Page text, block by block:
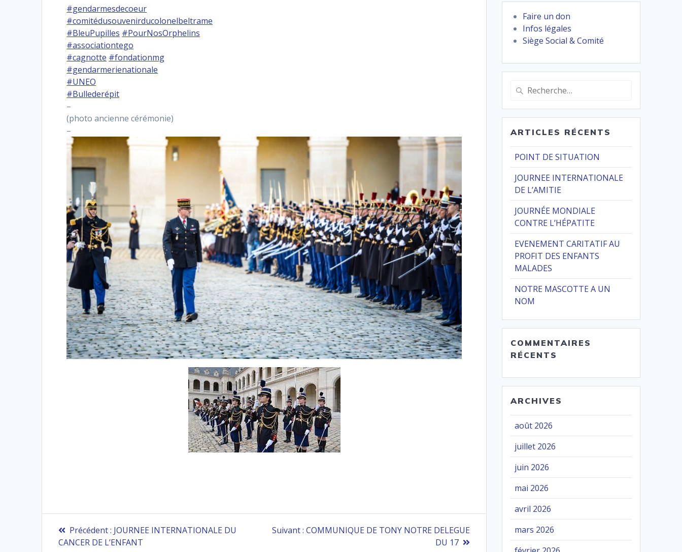
#gendarmesdecoeur
#comitédusouvenirducolonelbeltrame
#BleuPupilles #PourNosOrphelins
#associationtego
#cagnotte #fondationmg
#gendarmerienationale
#UNEO
#Bullederépit
–
(photo ancienne cérémonie)
–
Navigation
Précédent : Article
précédent
JOURNEE INTERNATIONALE DU
CANCER DE L’ENFANT
Suivant : Article
COMMUNIQUE DE TONY NOTRE DELEGUE
DU 17
Faire un don
Infos légales
Siège Social & Comité
Recherche
:
ARTICLES RÉCENTS
POINT DE SITUATION
JOURNEE INTERNATIONALE
DE L’AMITIE
JOURNÉE MONDIALE
CONTRE L’HÉPATITE
EVENEMENT CARITATIF AU
PROFIT DES ENFANTS
MALADES
NOTRE MASCOTTE A UN
NOM
COMMENTAIRES
RÉCENTS
ARCHIVES
août 2026
juillet 2026
juin 2026
mai 2026
avril 2026
mars 2026